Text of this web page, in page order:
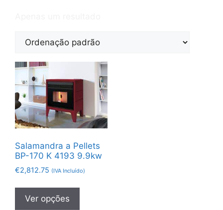
Salamandra a Pellets
BP-170 K 4193 9.9kw
€2,812.75 (IVA Incluído)
Ver opções